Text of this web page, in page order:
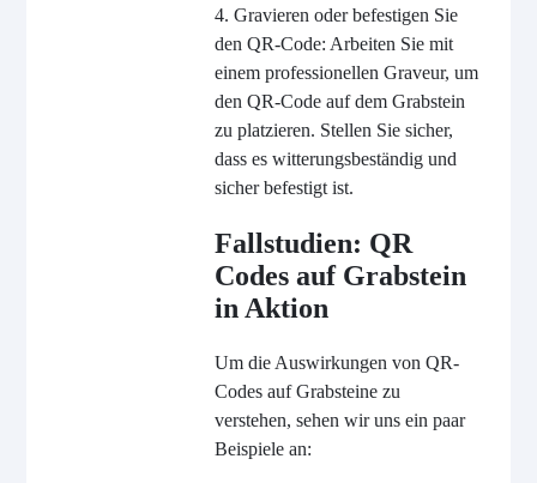
4. Gravieren oder befestigen Sie
den QR-Code: Arbeiten Sie mit
einem professionellen Graveur, um
den QR-Code auf dem Grabstein
zu platzieren. Stellen Sie sicher,
dass es witterungsbeständig und
sicher befestigt ist.
Fallstudien: QR
Codes auf Grabstein
in Aktion
Um die Auswirkungen von QR-
Codes auf Grabsteine zu
verstehen, sehen wir uns ein paar
Beispiele an: